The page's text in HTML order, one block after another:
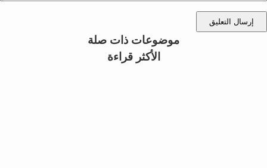
إرسال التعليق
موضوعات ذات صلة
الأكثر قراءة